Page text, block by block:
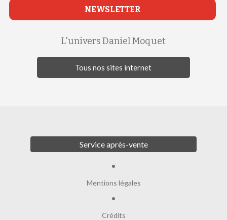
NEWSLETTER
L'univers Daniel Moquet
Tous nos sites internet
Service après-vente
Mentions légales
Crédits